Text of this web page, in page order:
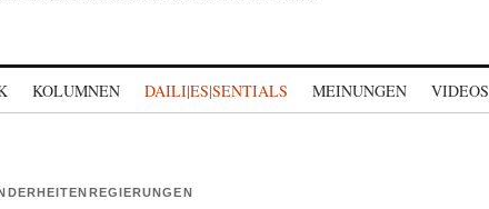
KOLUMNEN DAILI|ES|SENTIALS MEINUNGEN VIDEOS